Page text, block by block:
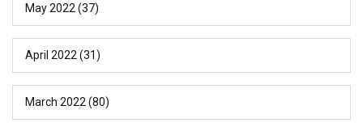
May 2022 (37)
April 2022 (31)
March 2022 (80)